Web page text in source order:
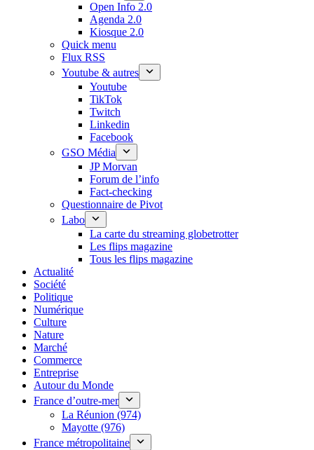
Open Info 2.0
Agenda 2.0
Kiosque 2.0
Quick menu
Flux RSS
Youtube & autres
Youtube
TikTok
Twitch
Linkedin
Facebook
GSO Média
JP Morvan
Forum de l’info
Fact-checking
Questionnaire de Pivot
Labo
La carte du streaming globetrotter
Les flips magazine
Tous les flips magazine
Actualité
Société
Politique
Numérique
Culture
Nature
Marché
Commerce
Entreprise
Autour du Monde
France d’outre-mer
La Réunion (974)
Mayotte (976)
France métropolitaine